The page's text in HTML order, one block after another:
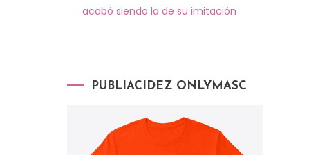
acabó siendo la de su imitación
PUBLIACIDEZ ONLYMASC